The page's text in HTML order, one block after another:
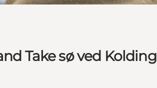
Take sø ved Kolding